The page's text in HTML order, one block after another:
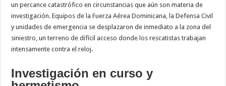
un percance catastrófico en circunstancias que aún son materia de
investigación. Equipos de la Fuerza Aérea Dominicana, la Defensa Civil
y unidades de emergencia se desplazaron de inmediato a la zona del
siniestro, un terreno de difícil acceso donde los rescatistas trabajan
intensamente contra el reloj.
Investigación en curso y